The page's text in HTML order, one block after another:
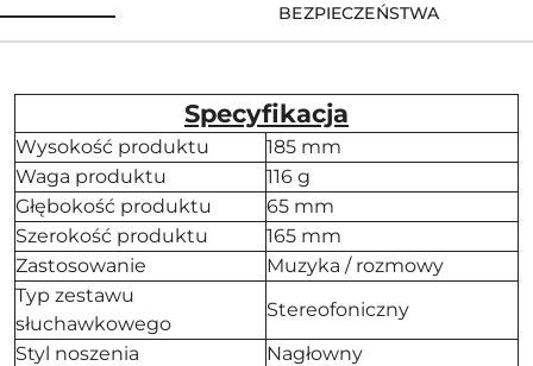
BEZPIECZEŃSTWA
Specyfikacja
Wysokość produktu
185 mm
Waga produktu
116 g
Głębokość produktu
65 mm
Szerokość produktu
165 mm
Zastosowanie
Muzyka / rozmowy
Typ zestawu
słuchawkowego
Stereofoniczny
Styl noszenia
Nagłowny